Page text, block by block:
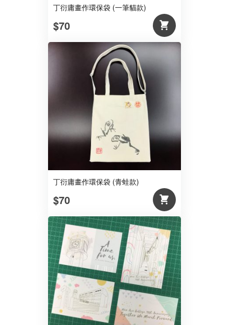
丁衍庸畫作環保袋 (一筆貓款)
$70
丁衍庸畫作環保袋 (青蛙款)
$70